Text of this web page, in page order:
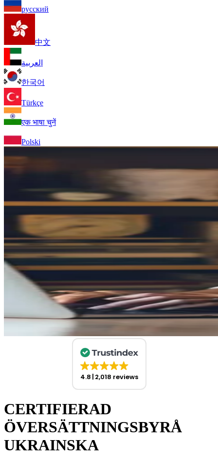
русский
中文
العربية
한국어
Türkçe
एक भाषा चुनें
Polski
4.8 2,018 reviews
CERTIFIERAD
ÖVERSÄTTNINGSBYRÅ
UKRAINSKA